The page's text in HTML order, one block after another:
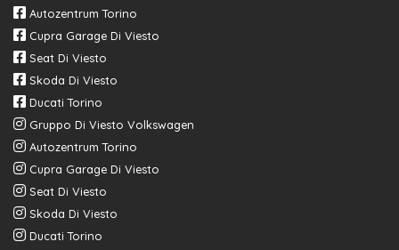
Autozentrum Torino
Cupra Garage Di Viesto
Seat Di Viesto
Skoda Di Viesto
Ducati Torino
Gruppo Di Viesto Volkswagen
Autozentrum Torino
Cupra Garage Di Viesto
Seat Di Viesto
Skoda Di Viesto
Ducati Torino